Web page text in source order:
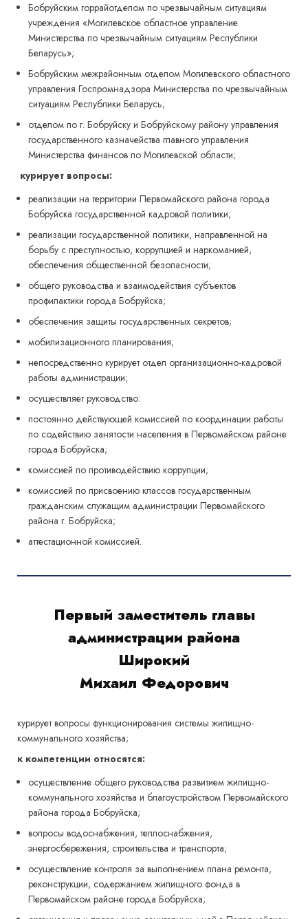
Бобруйским горрайотделом по чрезвычайным ситуациям
учреждения «Могилевское областное управление
Министерства по чрезвычайным ситуациям Республики
Беларусь»;
Бобруйским межрайонным отделом Могилевского областного
управления Госпромнадзора Министерства по чрезвычайным
ситуациям Республики Беларусь;
отделом по г. Бобруйску и Бобруйскому району управления
государственного казначейства главного управления
Министерства финансов по Могилевской области;
курирует вопросы:
реализации на территории Первомайского района города
Бобруйска государственной кадровой политики;
реализации государственной политики, направленной на
борьбу с преступностью, коррупцией и наркоманией,
обеспечения общественной безопасности;
общего руководства и взаимодействия субъектов
профилактики города Бобруйска;
обеспечения защиты государственных секретов;
мобилизационного планирования;
непосредственно курирует отдел организационно-кадровой
работы администрации;
осуществляет руководство:
постоянно действующей комиссией по координации работы
по содействию занятости населения в Первомайском районе
города Бобруйска;
комиссией по противодействию коррупции;
комиссией по присвоению классов государственным
гражданским служащим администрации Первомайского
района г. Бобруйска;
аттестационной комиссией.
Первый заместитель главы
администрации района
Широкий
Михаил Федорович
курирует вопросы функционирования системы жилищно-
коммунального хозяйства;
к компетенции относятся:
осуществление общего руководства развитием жилищно-
коммунального хозяйства и благоустройством Первомайского
района города Бобруйска;
вопросы водоснабжения, теплоснабжения,
энергосбережения, строительства и транспорта;
осуществление контроля за выполнением плана ремонта,
реконструкции, содержанием жилищного фонда в
Первомайском районе города Бобруйска;